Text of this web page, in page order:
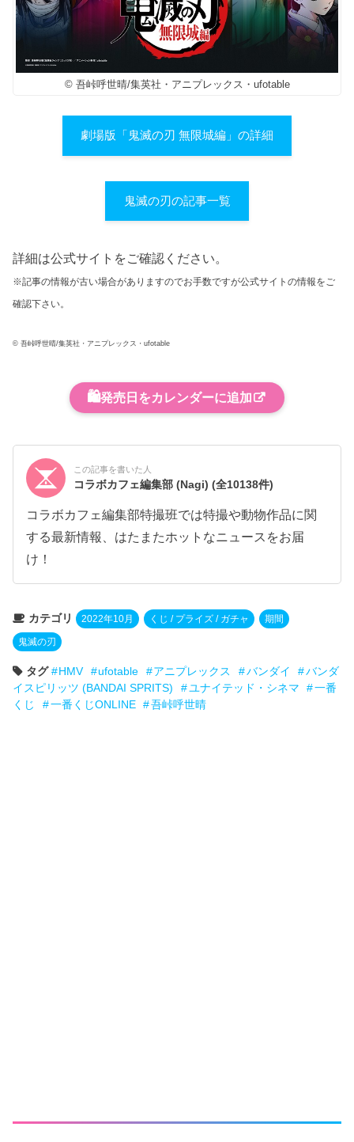
© 吾峠呼世晴/集英社・アニプレックス・ufotable
劇場版「鬼滅の刃 無限城編」の詳細
鬼滅の刃の記事一覧
詳細は公式サイトをご確認ください。
※記事の情報が古い場合がありますのでお手数ですが公式サイトの情報をご
確認下さい。
© 吾峠呼世晴/集英社・アニプレックス・ufotable
🛍️発売日をカレンダーに追加
この記事を書いた人
コラボカフェ編集部 (Nagi)(全10138件)
コラボカフェ編集部特撮班では特撮や動物作品に関
する最新情報、はたまたホットなニュースをお届
け！
カテゴリ 2022年10月 くじ / プライズ / ガチャ 期間
鬼滅の刃
タグ HMV ufotable アニプレックス バンダイ
バンダ
イスピリッツ (BANDAI SPRITS)
ユナイテッド・シネマ
一番
くじ
一番くじONLINE 吾峠呼世晴